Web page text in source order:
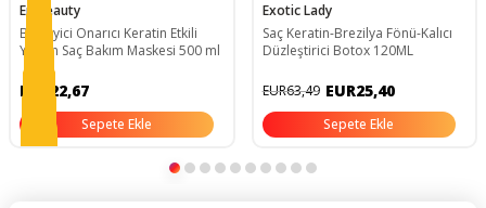
Embeauty
Besleyici Onarıcı Keratin Etkili
Yoğun Saç Bakım Maskesi 500 ml
EUR22,67
Sepete Ekle
Exotic Lady
Saç Keratin-Brezilya Fönü-Kalıcı
Düzleştirici Botox 120ML
EUR63,49 EUR25,40
Sepete Ekle